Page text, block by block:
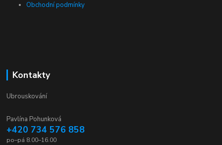
Obchodní podmínky
Kontakty
Ubrouskování
Pavlína Pohunková
+420 734 576 858
po–pá 8.00–16.00